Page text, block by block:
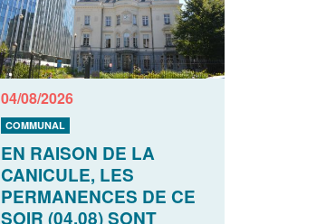
04/08/2026
COMMUNAL
EN RAISON DE LA
CANICULE, LES
PERMANENCES DE CE
SOIR (04.08) SONT